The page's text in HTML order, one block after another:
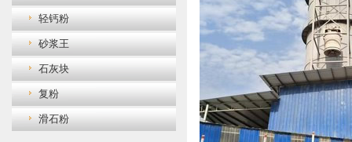
轻钙粉
砂浆王
石灰块
复粉
滑石粉